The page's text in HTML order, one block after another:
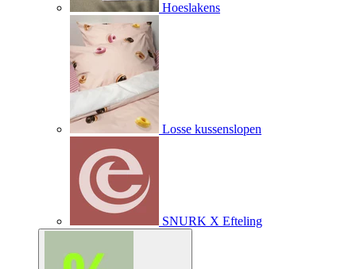
Hoeslakens
Losse kussenslopen
SNURK X Efteling